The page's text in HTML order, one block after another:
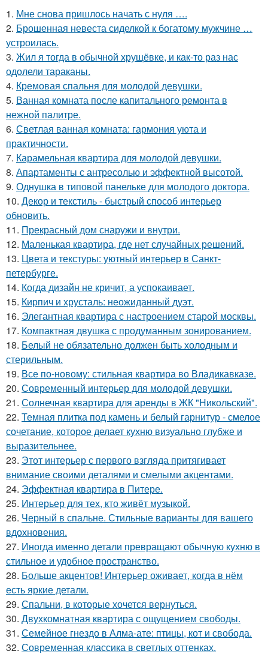
1. Мне снова пришлось начать с нуля ….
2. Брошенная невеста сиделкой к богатому мужчине …
устроилась.
3. Жил я тогда в обычной хрущёвке, и как-то раз нас
одолели тараканы.
4. Кремовая спальня для молодой девушки.
5. Ванная комната после капитального ремонта в
нежной палитре.
6. Светлая ванная комната: гармония уюта и
практичности.
7. Карамельная квартира для молодой девушки.
8. Апартаменты с антресолью и эффектной высотой.
9. Однушка в типовой панельке для молодого доктора.
10. Декор и текстиль - быстрый способ интерьер
обновить.
11. Прекрасный дом снаружи и внутри.
12. Маленькая квартира, где нет случайных решений.
13. Цвета и текстуры: уютный интерьер в Санкт-
петербурге.
14. Когда дизайн не кричит, а успокаивает.
15. Кирпич и хрусталь: неожиданный дуэт.
16. Элегантная квартира с настроением старой москвы.
17. Компактная двушка с продуманным зонированием.
18. Белый не обязательно должен быть холодным и
стерильным.
19. Все по-новому: стильная квартира во Владикавказе.
20. Современный интерьер для молодой девушки.
21. Солнечная квартира для аренды в ЖК "Никольский".
22. Темная плитка под камень и белый гарнитур - смелое
сочетание, которое делает кухню визуально глубже и
выразительнее.
23. Этот интерьер с первого взгляда притягивает
внимание своими деталями и смелыми акцентами.
24. Эффектная квартира в Питере.
25. Интерьер для тех, кто живёт музыкой.
26. Черный в спальне. Стильные варианты для вашего
вдохновения.
27. Иногда именно детали превращают обычную кухню в
стильное и удобное пространство.
28. Больше акцентов! Интерьер оживает, когда в нём
есть яркие детали.
29. Спальни, в которые хочется вернуться.
30. Двухкомнатная квартира с ощущением свободы.
31. Семейное гнездо в Алма-ате: птицы, кот и свобода.
32. Современная классика в светлых оттенках.